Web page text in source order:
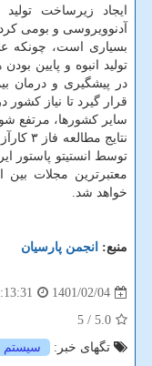
ایجاد زیرساخت
آدنوویروسی و بومی
بسیاری است، چونکه
تولید انبوه و پایین
در پیشگیری و درمان
قرار گیرد تا نیاز
سایر کشورها، مرتفع
نتایج
معتبرترین مجلات
خواهد شد.
منبع: انجمن پارسیان
1401/02/04
5.0
/ 5
تگهای خبر:
سیستم